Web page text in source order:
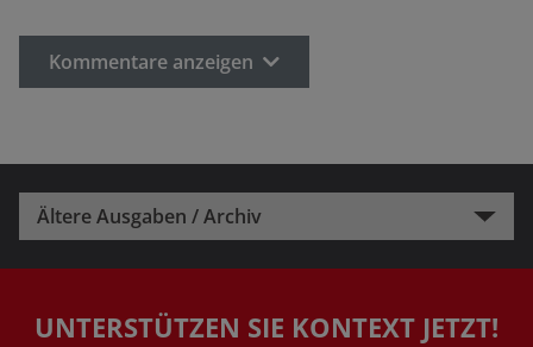
Kommentare anzeigen
Ältere Ausgaben / Archiv
UNTERSTÜTZEN SIE KONTEXT JETZT!